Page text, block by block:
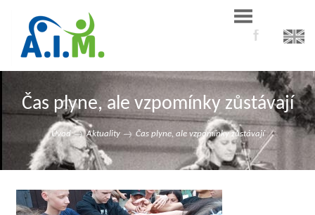
Čas plyne, ale vzpomínky zůstávají
Úvod Aktuality Čas plyne, ale vzpomínky zůstávají